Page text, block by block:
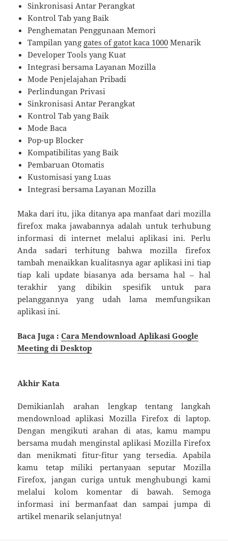
Sinkronisasi Antar Perangkat
Kontrol Tab yang Baik
Penghematan Penggunaan Memori
Tampilan yang gates of gatot kaca 1000 Menarik
Developer Tools yang Kuat
Integrasi bersama Layanan Mozilla
Mode Penjelajahan Pribadi
Perlindungan Privasi
Sinkronisasi Antar Perangkat
Kontrol Tab yang Baik
Mode Baca
Pop-up Blocker
Kompatibilitas yang Baik
Pembaruan Otomatis
Kustomisasi yang Luas
Integrasi bersama Layanan Mozilla
Maka dari itu, jika ditanya apa manfaat dari mozilla
firefox maka jawabannya adalah untuk terhubung
informasi di internet melalui aplikasi ini. Perlu
Anda sadari terhitung bahwa mozilla firefox
tambah menaikkan kualitasnya agar aplikasi ini tiap
tiap kali update biasanya ada bersama hal – hal
terakhir yang dibikin spesifik untuk para
pelanggannya yang udah lama memfungsikan
aplikasi ini.
Baca Juga :Cara Mendownload Aplikasi Google
Meeting di Desktop
Akhir Kata
Demikianlah arahan lengkap tentang langkah
mendownload aplikasi Mozilla Firefox di laptop.
Dengan mengikuti arahan di atas, kamu mampu
bersama mudah menginstal aplikasi Mozilla Firefox
dan menikmati fitur-fitur yang tersedia. Apabila
kamu tetap miliki pertanyaan seputar Mozilla
Firefox, jangan curiga untuk menghubungi kami
melalui kolom komentar di bawah. Semoga
informasi ini bermanfaat dan sampai jumpa di
artikel menarik selanjutnya!